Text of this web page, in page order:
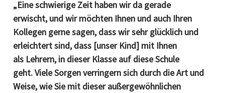
„Eine schwierige Zeit haben wir da gerade
erwischt, und wir möchten Ihnen und auch Ihren
Kollegen gerne sagen, dass wir sehr glücklich und
erleichtert sind, dass [unser Kind] mit Ihnen
als Lehrern, in dieser Klasse auf diese Schule
geht. Viele Sorgen verringern sich durch die Art und
Weise, wie Sie mit dieser außergewöhnlichen